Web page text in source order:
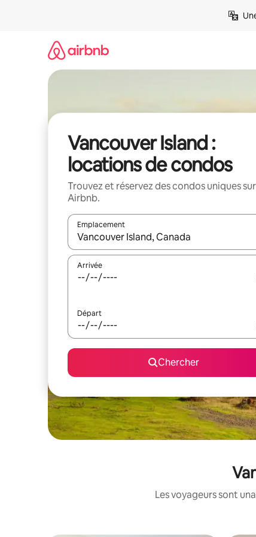
Vancouver Island :
locations de condos
Trouvez et réservez des condos uniques sur
Airbnb.
Emplacement
Quand les résultats sont affichés, parcourez-
Arrivée
Départ
Chercher
Les voyageurs sont